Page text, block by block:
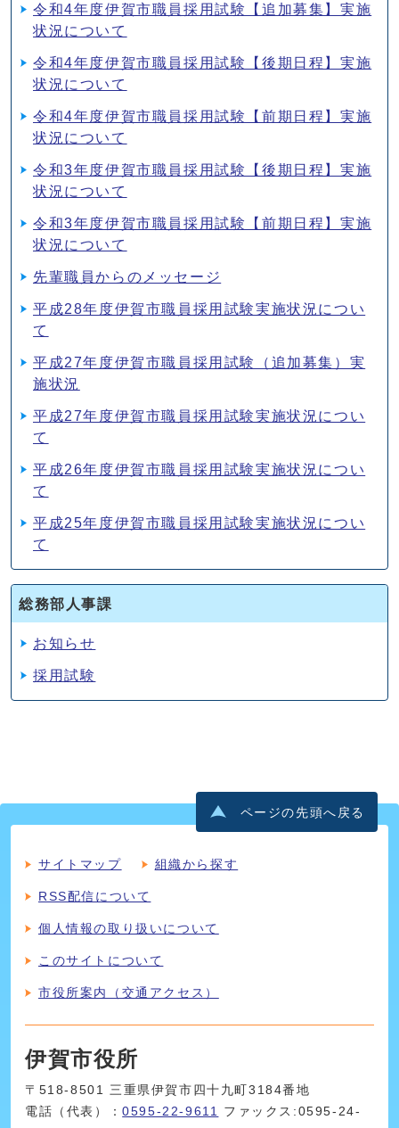
令和4年度伊賀市職員採用試験【追加募集】実施
状況について
令和4年度伊賀市職員採用試験【後期日程】実施
状況について
令和4年度伊賀市職員採用試験【前期日程】実施
状況について
令和3年度伊賀市職員採用試験【後期日程】実施
状況について
令和3年度伊賀市職員採用試験【前期日程】実施
状況について
先輩職員からのメッセージ
平成28年度伊賀市職員採用試験実施状況につい
て
平成27年度伊賀市職員採用試験（追加募集）実
施状況
平成27年度伊賀市職員採用試験実施状況につい
て
平成26年度伊賀市職員採用試験実施状況につい
て
平成25年度伊賀市職員採用試験実施状況につい
て
総務部人事課
お知らせ
採用試験
ページの先頭へ戻る
サイトマップ 組織から探す
RSS配信について
個人情報の取り扱いについて
このサイトについて
市役所案内（交通アクセス）
伊賀市役所
〒518-8501 三重県伊賀市四十九町3184番地
電話（代表）：0595-22-9611 ファックス:0595-24-